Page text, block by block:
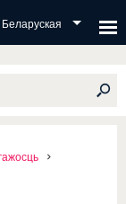
Беларуская